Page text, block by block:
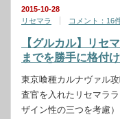
2015-10-28
リセマラ
コメント：16
【グルカル】リセ
までを勝手に格付け
東京喰種カルナヴァル
査官を入れたリセマラ
ザイン性の三つを考慮